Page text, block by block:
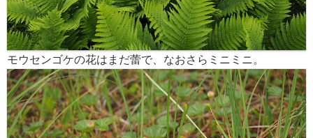
モウセンゴケの花はまだ蕾で、なおさらミニミニ。